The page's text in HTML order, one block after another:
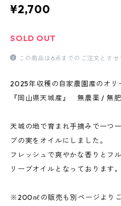
¥2,700
SOLD OUT
この商品は6点までのご注文とさせ
2025年収穫の自家農園産のオ
『岡山県天城産』 無農薬 / 無
天城の地で育まれ手摘みで一つ
ブの実をオイルにしました。
フレッシュで爽やかな香りとフ
リーブオイルとなっております。
※200㎖の販売も別ページよりご